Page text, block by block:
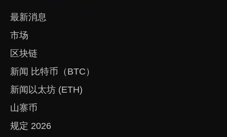
最新消息
市场
区块链
新闻 比特币（BTC）
新闻以太坊 (ETH)
山寨币
规定 2026